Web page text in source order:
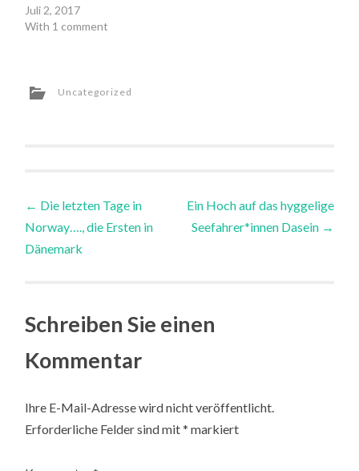
Juli 2, 2017
With 1 comment
Uncategorized
Post
navigation
← Die letzten Tage in
Norway…., die Ersten in
Dänemark
Ein Hoch auf das hyggelige
Seefahrer*innen Dasein →
Schreiben Sie einen
Kommentar
Ihre E-Mail-Adresse wird nicht veröffentlicht.
Erforderliche Felder sind mit* markiert